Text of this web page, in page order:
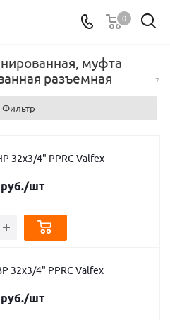
0
муфта
разъемная
7
Фильтр
32х3/4" PPRC Valfex
/шт
32х3/4" PPRC Valfex
/шт